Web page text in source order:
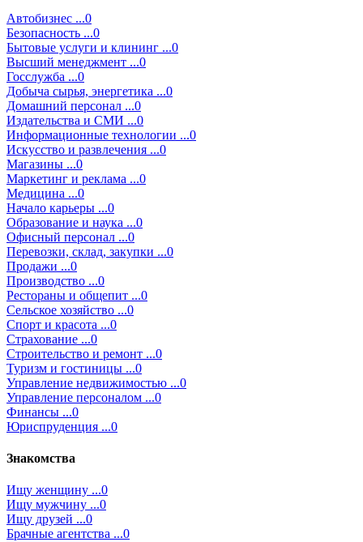
Автобизнес ...0
Безопасность ...0
Бытовые услуги и клининг ...0
Высший менеджмент ...0
Госслужба ...0
Добыча сырья, энергетика ...0
Домашний персонал ...0
Издательства и СМИ ...0
Информационные технологии ...0
Искусство и развлечения ...0
Магазины ...0
Маркетинг и реклама ...0
Медицина ...0
Начало карьеры ...0
Образование и наука ...0
Офисный персонал ...0
Перевозки, склад, закупки ...0
Продажи ...0
Производство ...0
Рестораны и общепит ...0
Сельское хозяйство ...0
Спорт и красота ...0
Страхование ...0
Строительство и ремонт ...0
Туризм и гостиницы ...0
Управление недвижимостью ...0
Управление персоналом ...0
Финансы ...0
Юриспруденция ...0
Знакомства
Ищу женщину ...0
Ищу мужчину ...0
Ищу друзей ...0
Брачные агентства ...0